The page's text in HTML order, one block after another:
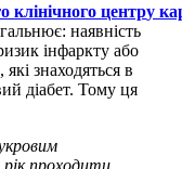
клінічного центру
наявність
інфаркту або
знаходяться в
діабет. Тому ця
проходити